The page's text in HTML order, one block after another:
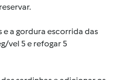
e a gordura escorrida das
vel 5 e refogar 5